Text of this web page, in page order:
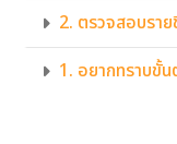
2. ตรวจสอบรา
1. อยากทราบขั้น